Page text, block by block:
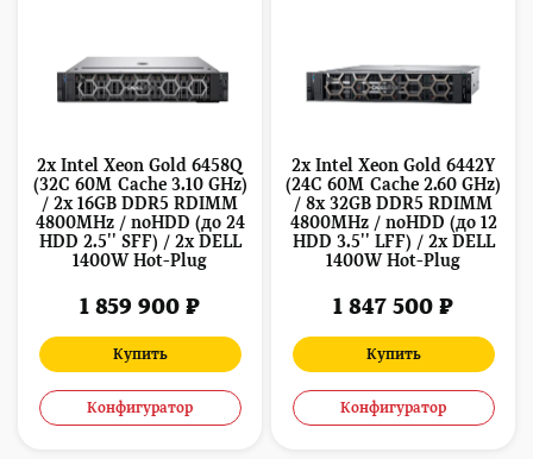
2x Intel Xeon Gold 6458Q
(32C 60M Cache 3.10 GHz)
/ 2x 16GB DDR5 RDIMM
4800MHz / noHDD (до 24
HDD 2.5'' SFF) / 2x DELL
1400W Hot-Plug
1 859 900 ₽
Купить
Конфигуратор
2x Intel Xeon Gold 6442Y
(24C 60M Cache 2.60 GHz)
/ 8x 32GB DDR5 RDIMM
4800MHz / noHDD (до 12
HDD 3.5'' LFF) / 2x DELL
1400W Hot-Plug
1 847 500 ₽
Купить
Конфигуратор